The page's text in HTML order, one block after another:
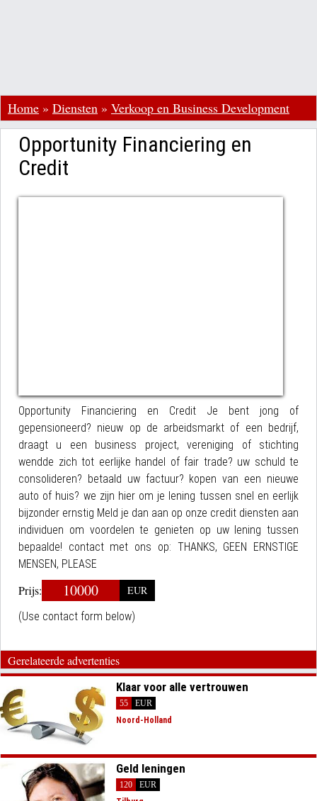
Home » Diensten » Verkoop en Business Development
Opportunity Financiering en
Credit
Opportunity Financiering en Credit Je bent jong of
gepensioneerd? nieuw op de arbeidsmarkt of een bedrijf,
draagt u een business project, vereniging of stichting
wendde zich tot eerlijke handel of fair trade? uw schuld te
consolideren? betaald uw factuur? kopen van een nieuwe
auto of huis? we zijn hier om je lening tussen snel en eerlijk
bijzonder ernstig Meld je dan aan op onze credit diensten aan
individuen om voordelen te genieten op uw lening tussen
bepaalde! contact met ons op: THANKS, GEEN ERNSTIGE
MENSEN, PLEASE
Prijs: 10000
EUR
(Use contact form below)
Gerelateerde advertenties
Klaar voor alle vertrouwen
55
EUR
Noord-Holland
Geld leningen
120
EUR